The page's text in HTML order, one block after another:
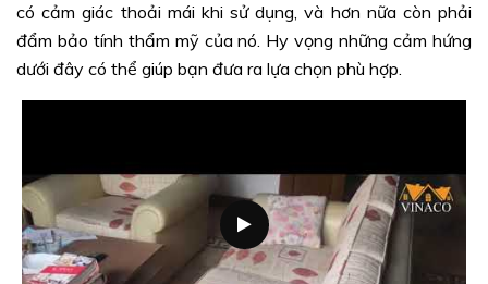
có cảm giác thoải mái khi sử dụng, và hơn nữa còn phải
đẩm bảo tính thẩm mỹ của nó. Hy vọng những cảm hứng
dưới đây có thể giúp bạn đưa ra lựa chọn phù hợp.